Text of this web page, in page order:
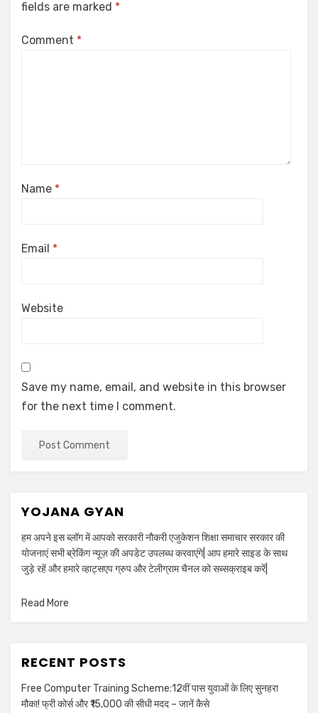
fields are marked *
Comment *
Name *
Email *
Website
Save my name, email, and website in this browser
for the next time I comment.
YOJANA GYAN
हम अपने इस ब्लॉग में आपको सरकारी नौकरी एजुकेशन शिक्षा समाचार सरकार की
योजनाएं सभी ब्रेकिंग न्यूज़ की अपडेट उपलब्ध करवाएंगे| आप हमारे साइड के साथ
जुड़े रहें और हमारे व्हाट्सएप ग्रुप और टेलीग्राम चैनल को सब्सक्राइब करें|
Read More
RECENT POSTS
Free Computer Training Scheme:12वीं पास युवाओं के लिए सुनहरा
मौका! फ्री कोर्स और ₹15,000 की सीधी मदद – जानें कैसे